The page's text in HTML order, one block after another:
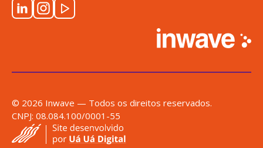
© 2026 Inwave — Todos os direitos reservados.
CNPJ: 08.084.100/0001-55